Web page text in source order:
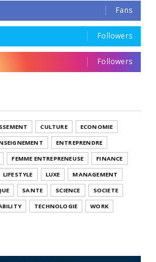
Fans
Followers
Followers
CULTURE
ECONOMIE
ENTREPRENDRE
FEMME ENTREPRENEUSE
FINANCE
LIFESTYLE LUXE
MANAGEMENT
SANTE SCIENCE
SOCIETE
TECHNOLOGIE
WORK